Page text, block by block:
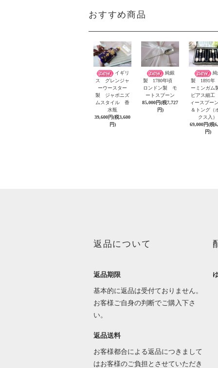
おすすめ商品
イギリ
ス グレンジャ
ーウースター
製 ジャポニズ
ムスタイル 香
水瓶
39,600円(税3,600
円)
純銀
製 1780年頃
ロンドン製 モ
ートスプーン
85,000円(税7,727
円)
製 1891
ーミンガ
ピアス細
ィースプー
＆トング（
クス入）
69,000円(税
円)
返品について
返品期限
基本的に返品は受付ておりません。
お客様ご自身の判断でご購入下さ
い。
返品送料
お客様都合による返品につきまして
はお客様のご負担とさせていただき